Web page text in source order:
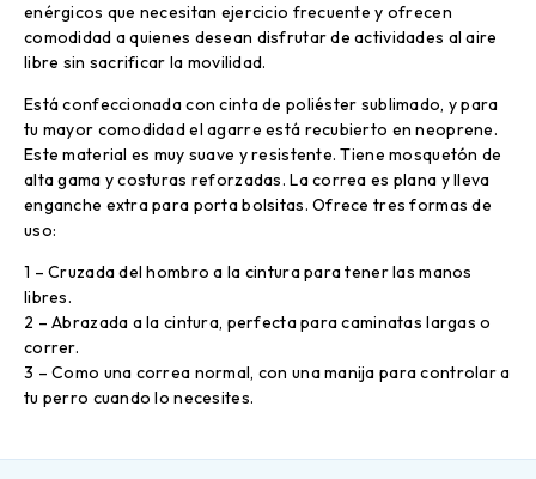
enérgicos que necesitan ejercicio frecuente y ofrecen
comodidad a quienes desean disfrutar de actividades al aire
libre sin sacrificar la movilidad.
Está confeccionada con cinta de poliéster sublimado, y para
tu mayor comodidad el agarre está recubierto en neoprene.
Este material es muy suave y resistente. Tiene mosquetón de
alta gama y costuras reforzadas. La correa es plana y lleva
enganche extra para porta bolsitas. Ofrece tres formas de
uso:
1 – Cruzada del hombro a la cintura para tener las manos
libres.
2 – Abrazada a la cintura, perfecta para caminatas largas o
correr.
3 – Como una correa normal, con una manija para controlar a
tu perro cuando lo necesites.